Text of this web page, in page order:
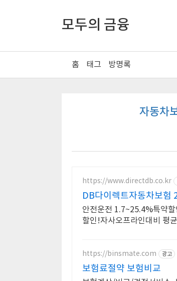
모두의 금융
홈 태그 방명록
자동차
https://www.directdb.co.kr
DB다이렉트자동차보험
안전운전 1.7~25.4%특약
할인!자사오프라인대비 평
https://binsmate.com 광고
보험료절약 보험비교